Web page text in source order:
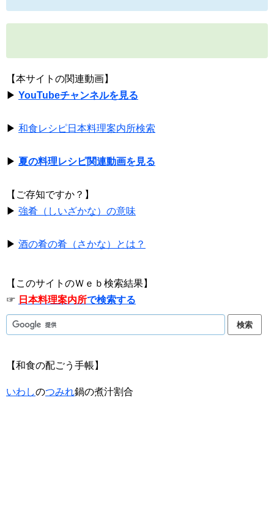
【本サイトの関連動画】
▶ YouTubeチャンネルを見る
▶ 和食レシピ日本料理案内所検索
▶ 夏の料理レシピ関連動画を見る
【ご存知ですか？】
▶ 強肴（しいざかな）の意味
▶ 酒の肴の肴（さかな）とは？
【このサイトのＷｅｂ検索結果】
☞ 日本料理案内所で検索する
【和食の配ごう手帳】
いわしのつみれ鍋の煮汁割合